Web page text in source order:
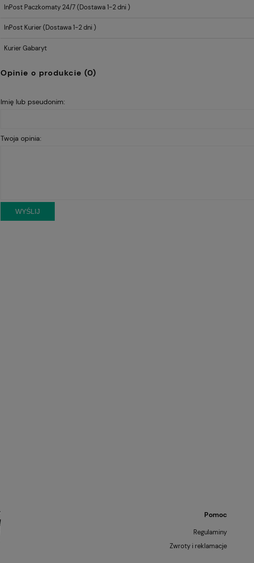
Cena regularna:
InPost Paczkomaty 24/7(Dostawa 1-2 dni )
InPost Kurier(Dostawa 1-2 dni )
Kurier Gabaryt
Opinie o produkcie (0)
Imię lub pseudonim:
Twoja opinia:
WYŚLIJ
Pomoc
Regulaminy
Zwroty i reklamacje